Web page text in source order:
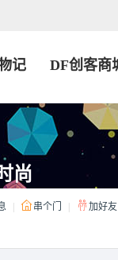
记 DF创客商
尚
串个门 加好友